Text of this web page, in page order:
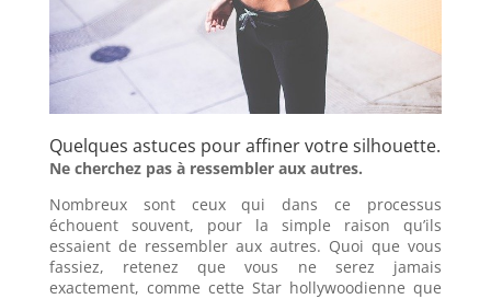
Quelques astuces pour affiner votre silhouette.
Ne cherchez pas à ressembler aux autres.
Nombreux sont ceux qui dans ce processus
échouent souvent, pour la simple raison qu’ils
essaient de ressembler aux autres. Quoi que vous
fassiez, retenez que vous ne serez jamais
exactement, comme cette Star hollywoodienne que